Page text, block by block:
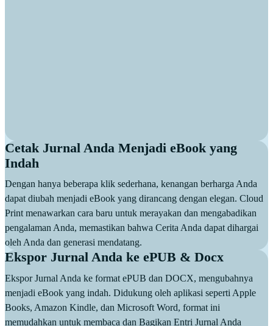
Cetak Jurnal Anda Menjadi eBook yang
Indah
Dengan hanya beberapa klik sederhana, kenangan berharga Anda
dapat diubah menjadi eBook yang dirancang dengan elegan. Cloud
Print menawarkan cara baru untuk merayakan dan mengabadikan
pengalaman Anda, memastikan bahwa Cerita Anda dapat dihargai
oleh Anda dan generasi mendatang.
Ekspor Jurnal Anda ke ePUB & Docx
Ekspor Jurnal Anda ke format ePUB dan DOCX, mengubahnya
menjadi eBook yang indah. Didukung oleh aplikasi seperti Apple
Books, Amazon Kindle, dan Microsoft Word, format ini
memudahkan untuk membaca dan Bagikan Entri Jurnal Anda